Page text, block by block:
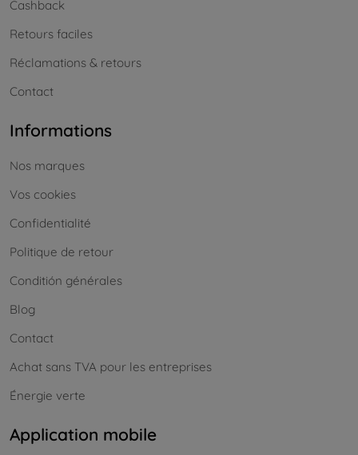
Cashback
Retours faciles
Réclamations & retours
Contact
Informations
Nos marques
Vos cookies
Confidentialité
Politique de retour
Conditión générales
Blog
Contact
Achat sans TVA pour les entreprises
Énergie verte
Application mobile